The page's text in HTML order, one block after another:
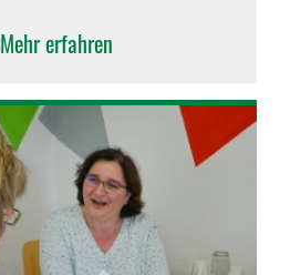
Mehr erfahren